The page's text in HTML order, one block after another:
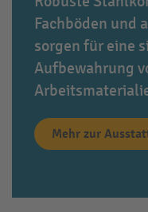
Fachböden und
sorgen für eine
Aufbewahrung
Mehr zur